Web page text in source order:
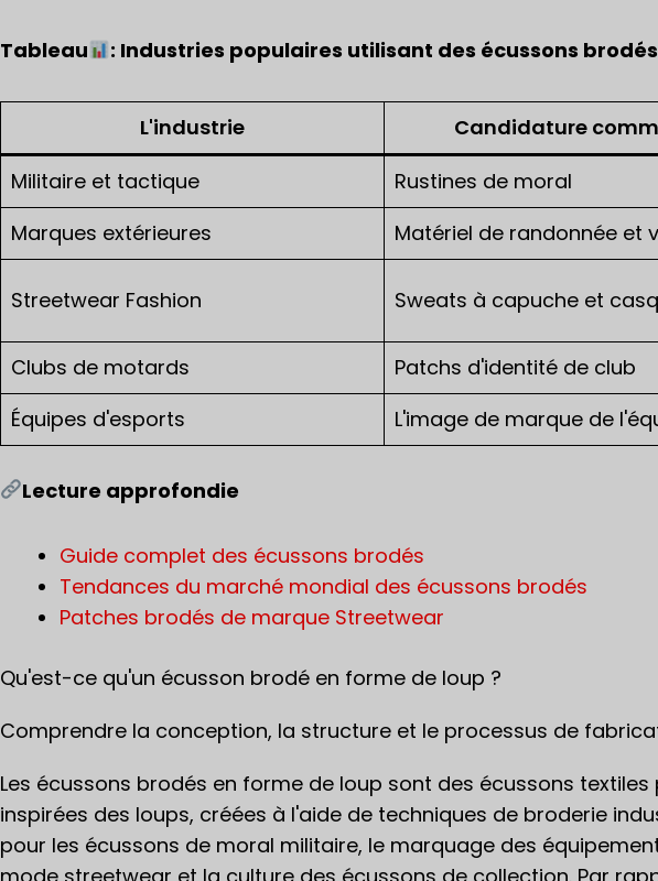
Tableau : Industries populaires utilisant des écussons
L'industrie Candidature
Militaire et tactique
Rustines de moral
Marques extérieures
Matériel de randonnée et
Streetwear Fashion Sweats à capuche et
Clubs de motards
Patchs d'identité de club
Équipes d'esports
L'image de marque de
Lecture approfondie
Guide complet des écussons brodés
Tendances du marché mondial des écussons brodés
Patches brodés de marque Streetwear
Qu'est-ce qu'un écusson brodé en forme de loup ?
Comprendre la conception, la structure et le processus de
Les écussons brodés en forme de loup sont des écussons
inspirées des loups, créées à l'aide de techniques de broderie
pour les écussons de moral militaire, le marquage des